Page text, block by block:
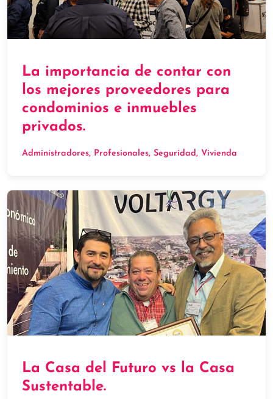
La importancia de contar con
los mejores proveedores para
condominios e inmuebles
privados.
Administradores, Profesionales, Seguridad , Vivienda
La Casa del Futuro vs la Casa
Sustentable.